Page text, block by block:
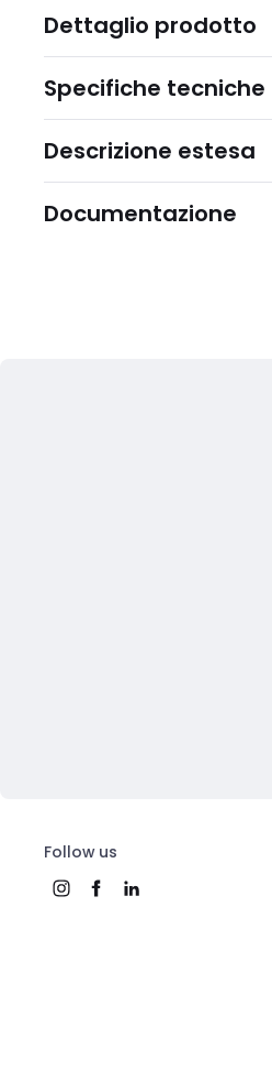
Dettaglio prodotto
Specifiche tecniche
Descrizione estesa
Documentazione
Follow us